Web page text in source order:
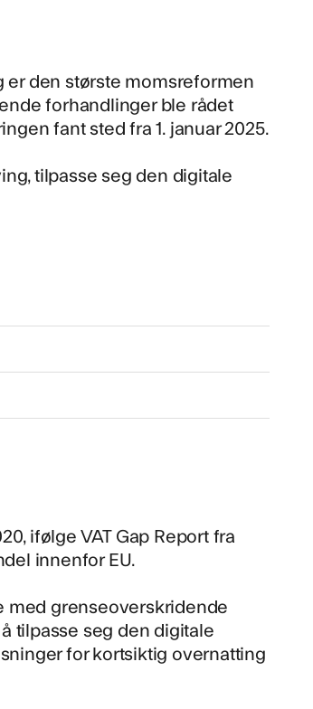
er den største momsreformen
forhandlinger ble rådet
fant sted fra 1. januar 2025.
tilpasse seg den digitale
ifølge VAT Gap Report fra
innenfor EU.
med grenseoverskridende
tilpasse seg den digitale
for kortsiktig overnatting